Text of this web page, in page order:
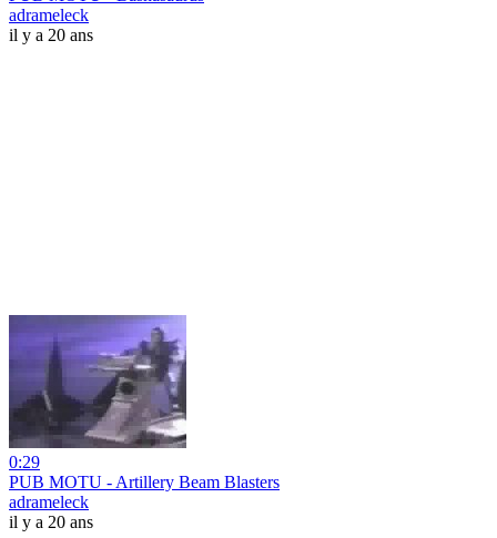
adrameleck
il y a 20 ans
0:29
PUB MOTU - Artillery Beam Blasters
adrameleck
il y a 20 ans